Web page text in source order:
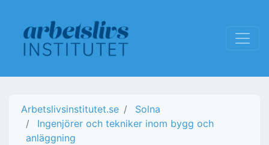
Arbetslivsinstitutet.se
Solna
Ingenjörer och tekniker inom bygg och
anläggning